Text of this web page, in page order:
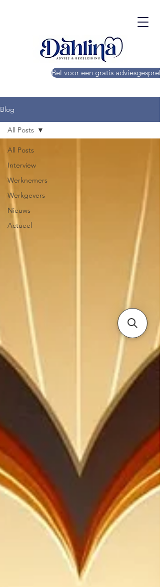
Bel voor een gratis
Blog
All Posts
Interview
Werknemers
Werkgevers
Nieuws
Actueel
All Posts